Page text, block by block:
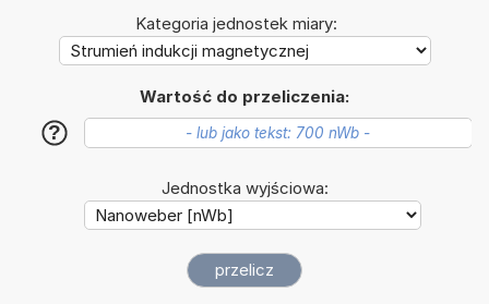
Kategoria jednostek miary:
Wartość do przeliczenia:
?
Jednostka wyjściowa: